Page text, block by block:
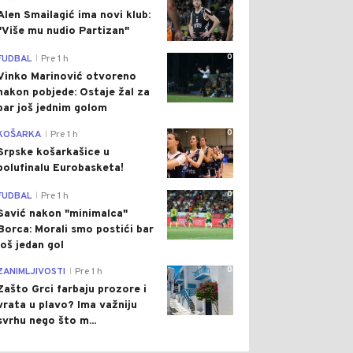
Smailagić ima novi klub:
mu nudio Partizan"
0
Pre 1 h
Marinović otvoreno
pobjede: Ostaje žal za
još jednim golom
0
Pre 1 h
košarkašice u
Eurobasketa!
0
Pre 1 h
nakon "minimalca"
Morali smo postići bar
jedan gol
0
Pre 1 h
Grci farbaju prozore i
u plavo? Ima važniju
nego što m...